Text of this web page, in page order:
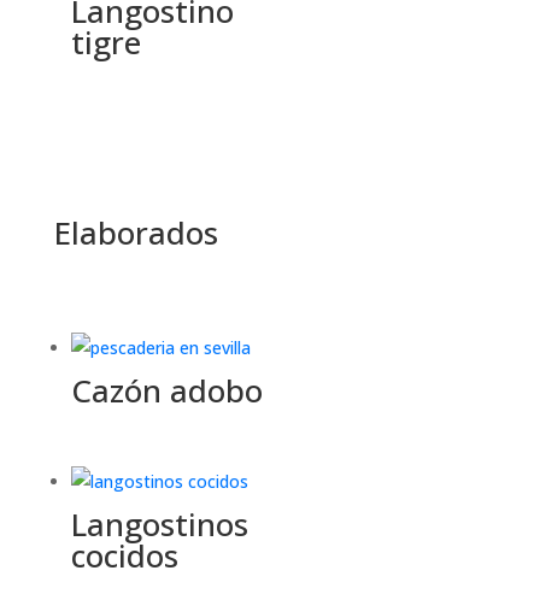
Langostino
tigre
Elaborados
Cazón adobo
Langostinos
cocidos